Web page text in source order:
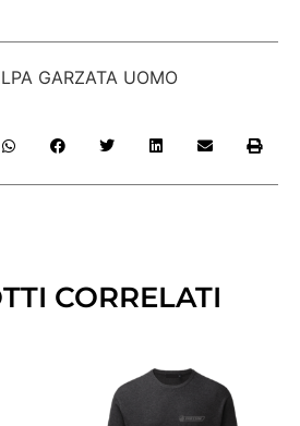
GARZATA UOMO
CORRELATI